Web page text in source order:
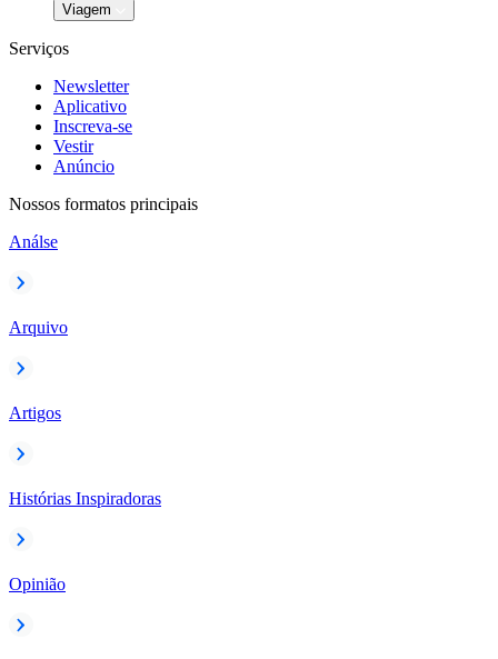
Viagem
Serviços
Newsletter
Aplicativo
Inscreva-se
Vestir
Anúncio
Nossos formatos principais
Análse
Arquivo
Artigos
Histórias Inspiradoras
Opinião